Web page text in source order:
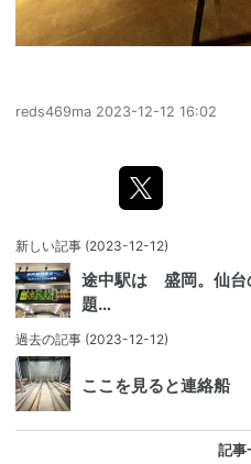
reds469ma 2023-12-12 16:02
新しい記事 (2023-12-12)
途中駅は 盛岡。仙
題…
過去の記事 (2023-12-12)
ここを見ると連絡船
記事